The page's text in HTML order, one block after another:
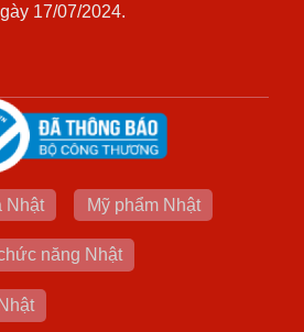
17/07/2024.
Nhật Mỹ phẩm Nhật
năng Nhật